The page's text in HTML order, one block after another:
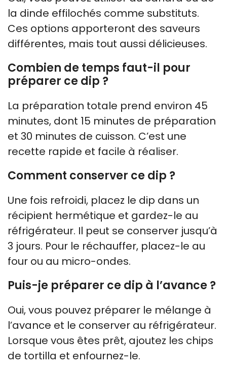
la dinde effilochés comme substituts.
Ces options apporteront des saveurs
différentes, mais tout aussi délicieuses.
Combien de temps faut-il pour
préparer ce dip ?
La préparation totale prend environ 45
minutes, dont 15 minutes de préparation
et 30 minutes de cuisson. C’est une
recette rapide et facile à réaliser.
Comment conserver ce dip ?
Une fois refroidi, placez le dip dans un
récipient hermétique et gardez-le au
réfrigérateur. Il peut se conserver jusqu’à
3 jours. Pour le réchauffer, placez-le au
four ou au micro-ondes.
Puis-je préparer ce dip à l’avance ?
Oui, vous pouvez préparer le mélange à
l’avance et le conserver au réfrigérateur.
Lorsque vous êtes prêt, ajoutez les chips
de tortilla et enfournez-le.